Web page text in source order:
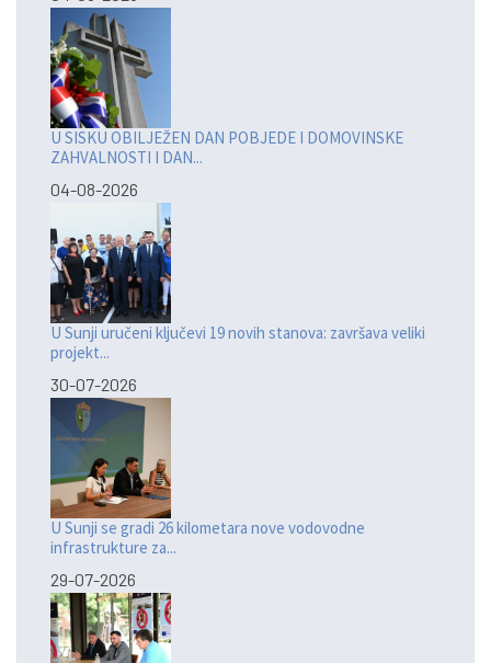
U SISKU OBILJEŽEN DAN POBJEDE I DOMOVINSKE
ZAHVALNOSTI I DAN...
04-08-2026
U Sunji uručeni ključevi 19 novih stanova: završava veliki
projekt...
30-07-2026
U Sunji se gradi 26 kilometara nove vodovodne
infrastrukture za...
29-07-2026